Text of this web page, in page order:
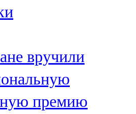
вручили
премию